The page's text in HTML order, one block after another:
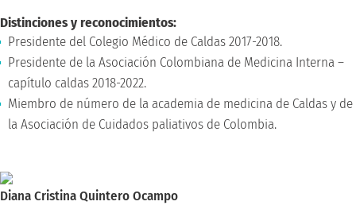
Distinciones y reconocimientos:
Presidente del Colegio Médico de Caldas 2017-2018.
Presidente de la Asociación Colombiana de Medicina Interna –
capítulo caldas 2018-2022.
Miembro de número de la academia de medicina de Caldas y de
la Asociación de Cuidados paliativos de Colombia.
Diana Cristina Quintero Ocampo